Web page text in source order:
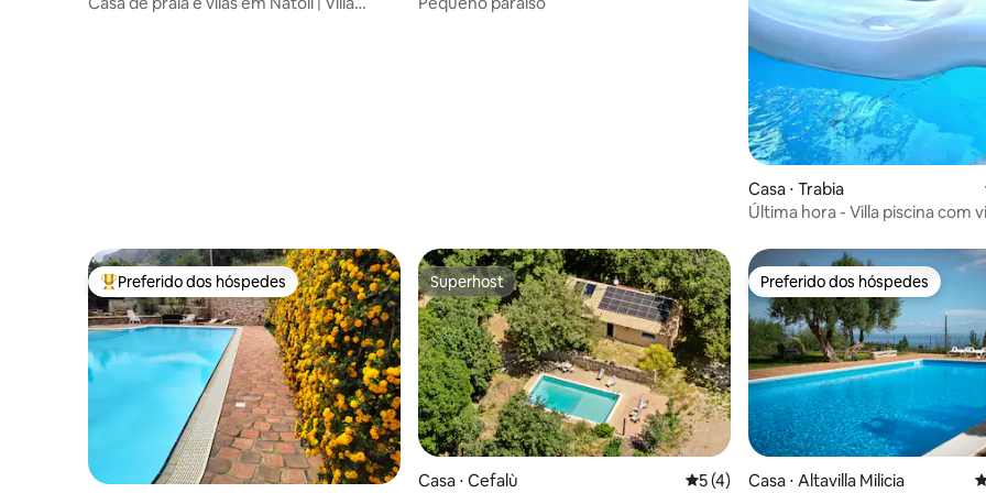
Casa ⋅ Trabia
Última hora - Villa piscina com
Entre os melhores preferidos dos hóspedes
Preferido dos hóspedes Superhost
Superhost
Casa ⋅ Cefalù 5 de uma avaliação média de 5, 4
5 (4)
Preferido dos hóspedes
Preferido dos hóspedes
Casa ⋅ Altavilla Milicia